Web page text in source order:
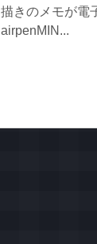
描きのメモが電
airpenMIN...